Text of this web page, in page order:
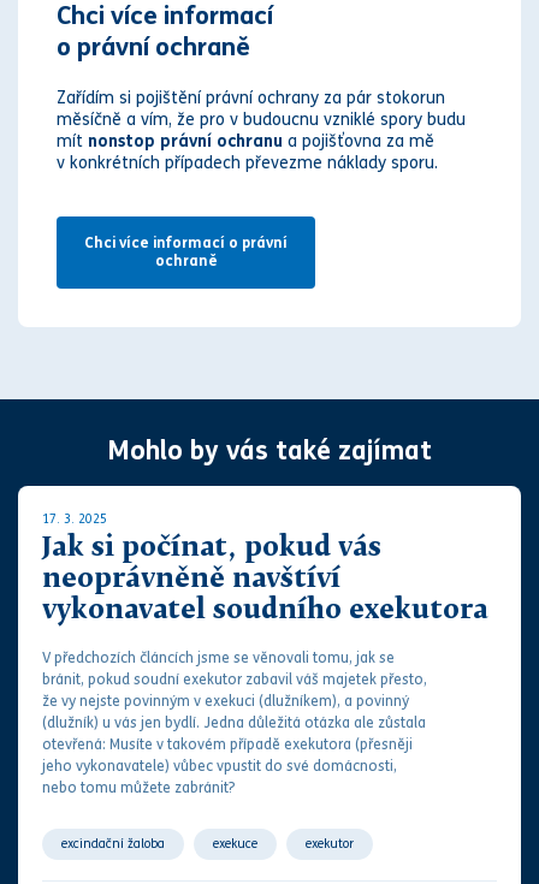
Chci více informací
o právní ochraně
Zařídím si pojištění právní ochrany za pár stokorun
měsíčně a vím, že pro v budoucnu vzniklé spory budu
mít nonstop právní ochranu a pojišťovna za mě
v konkrétních případech převezme náklady sporu.
Chci více informací o právní
ochraně
Mohlo by vás také zajímat
17. 3. 2025
Jak si počínat, pokud vás
neoprávněně navštíví
vykonavatel soudního exekutora
V předchozích článcích jsme se věnovali tomu, jak se
bránit, pokud soudní exekutor zabavil váš majetek přesto,
že vy nejste povinným v exekuci (dlužníkem), a povinný
(dlužník) u vás jen bydlí. Jedna důležitá otázka ale zůstala
otevřená: Musíte v takovém případě exekutora (přesněji
jeho vykonavatele) vůbec vpustit do své domácnosti,
nebo tomu můžete zabránit?
excindační žaloba exekuce exekutor